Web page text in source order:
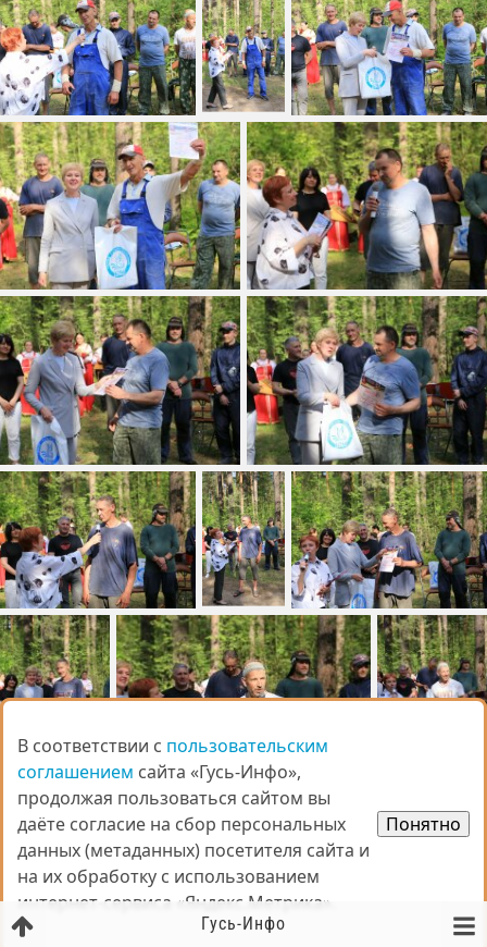
Гусь-Инфо
В соответствии с пользовательским
соглашением сайта «Гусь-Инфо»,
продолжая пользоваться сайтом вы
даёте согласие на сбор персональных
данных (метаданных) посетителя сайта и
на их обработку с использованием
интернет-сервиса «Яндекс.Метрика».
Понятно
В соответствии с пользовательским
соглашением сайта «Гусь-Инфо»,
продолжая пользоваться сайтом вы
даёте согласие на сбор персональных
данных (метаданных) посетителя сайта и
на их обработку с использованием
интернет-сервиса «Яндекс.Метрика».
Понятно